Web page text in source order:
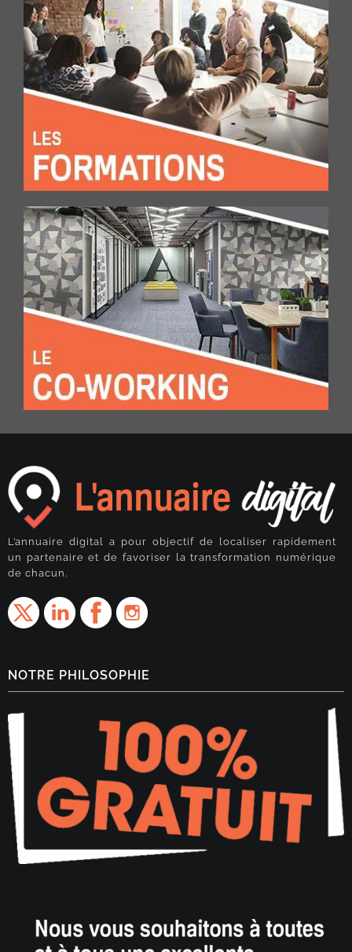
L’annuaire digital a pour objectif de localiser rapidement
un partenaire et de favoriser la transformation numérique
de chacun.
NOTRE PHILOSOPHIE